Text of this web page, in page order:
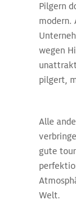
Pilgern
modern.
wegen
pilgert,
Alle
gute
Welt.